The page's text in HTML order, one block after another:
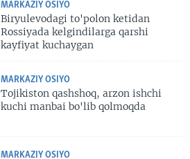
MARKAZIY OSIYO
Biryulevodagi to'polon ketidan
Rossiyada kelgindilarga qarshi
kayfiyat kuchaygan
MARKAZIY OSIYO
Tojikiston qashshoq, arzon ishchi
kuchi manbai bo'lib qolmoqda
MARKAZIY OSIYO